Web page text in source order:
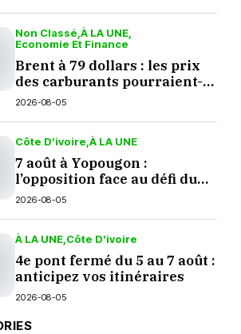
Non Classé À LA UNE
Economie Et Finance
Brent à 79 dollars : les prix
des carburants pourraient-
ils baisser en septembre ?
2026-08-05
Côte D’ivoire À LA UNE
7 août à Yopougon :
l’opposition face au défi du
dialogue
2026-08-05
À LA UNE Côte D’ivoire
4e pont fermé du 5 au 7 août :
anticipez vos itinéraires
2026-08-05